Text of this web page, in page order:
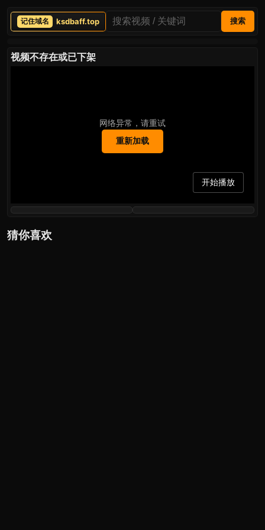
ksdbaff.top 搜索
视频不存在或已下架
网络异常，请重试
重新加载
开始播放
猜你喜欢